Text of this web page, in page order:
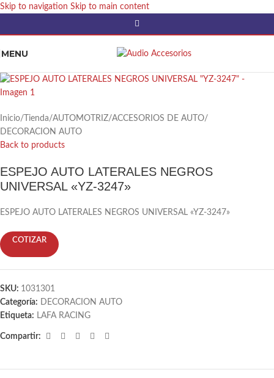
Skip to navigation Skip to main content
MENU
Inicio/ Tienda/AUTOMOTRIZ/ACCESORIOS DE AUTO/
DECORACION AUTO
Back to products
ESPEJO AUTO LATERALES NEGROS
UNIVERSAL «YZ-3247»
ESPEJO AUTO LATERALES NEGROS UNIVERSAL «YZ-3247»
COTIZAR
SKU: 1031301
Categoría: DECORACION AUTO
Etiqueta: LAFA RACING
Compartir: